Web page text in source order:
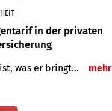
in der privaten
was er bringt… mehr